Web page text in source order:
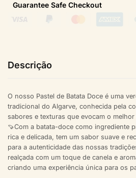
Guarantee Safe Checkout
Descrição
O nosso Pastel de Batata Doce é uma
tradicional do Algarve, conhecida pela
sabores e texturas que evocam o
🍠Com a batata-doce como ingrediente
rica e delicada, tem um sabor suave e
para a autenticidade das nossas
realçada com um toque de canela e
criando uma experiência única para os